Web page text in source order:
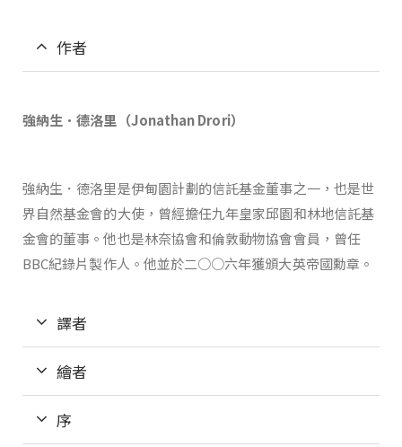
作者
強納生．德洛里（Jonathan Drori）
強納生．德洛里是伊甸園計劃的信託基金董事之一，也是世
界自然基金會的大使，曾經擔任九年皇家邱園和林地信託基
金會的董事。他也是林奈協會和倫敦動物協會會員，曾任
BBC紀錄片製作人。他並於二○○六年獲頒大英帝國勳章。
譯者
繪者
序